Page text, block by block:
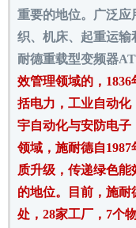
重要的地位。广泛
织、机床、起重运
耐德重载型变频器
效管理领域的，
括电力，工业自动
宇自动化与安防电
领域，施耐德自
质升级，传递绿色
的地位。目前，施耐
处，28家工厂，7个